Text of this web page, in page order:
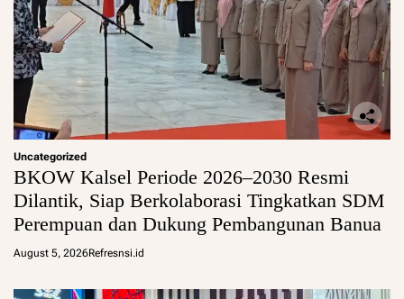
Uncategorized
BKOW Kalsel Periode 2026–2030 Resmi
Dilantik, Siap Berkolaborasi Tingkatkan SDM
Perempuan dan Dukung Pembangunan Banua
August 5, 2026Refresnsi.id